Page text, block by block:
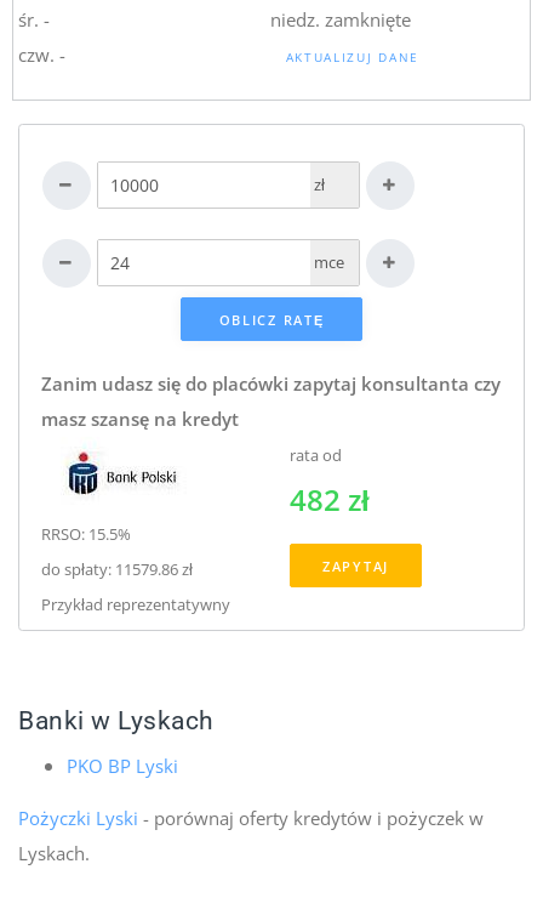
śr. -
czw. -
niedz. zamknięte
AKTUALIZUJ DANE
zł
mce
Zanim udasz się do placówki zapytaj konsultanta czy
masz szansę na kredyt
RRSO: 15.5%
do spłaty: 11579.86 zł
Przykład reprezentatywny
rata od
482 zł
ZAPYTAJ
Banki w Lyskach
PKO BP Lyski
Pożyczki Lyski - porównaj oferty kredytów i pożyczek w
Lyskach.